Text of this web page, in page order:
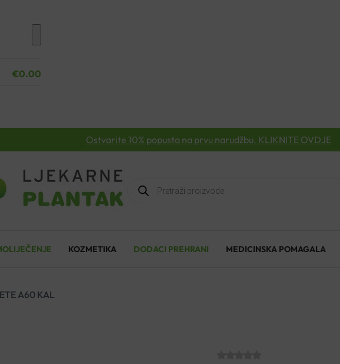
€0.00
Ostvarite 10% popusta na prvu narudžbu. KLIKNITE OVDJE
Products
search
KOZMETIKA DODACI PREHRANI MEDICINSKA POMAGALA
A60 KAL
NO SNORZ